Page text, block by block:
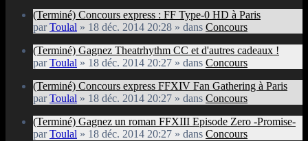
(Terminé) Concours express : FF Type-0 HD à Paris
parToulal » 18 déc. 2014 20:28 » dans Concours
(Terminé) Gagnez Theatrhythm CC et d'autres cadeaux !
parToulal » 18 déc. 2014 20:27 » dans Concours
(Terminé) Concours express FFXIV Fan Gathering à Paris
parToulal » 18 déc. 2014 20:27 » dans Concours
(Terminé) Gagnez un roman FFXIII Episode Zero -Promise-
parToulal » 18 déc. 2014 20:27 » dans Concours